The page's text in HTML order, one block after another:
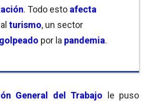
. Todo esto afecta
turismo, un sector
golpeado por la pandemia.
General del Trabajo le puso